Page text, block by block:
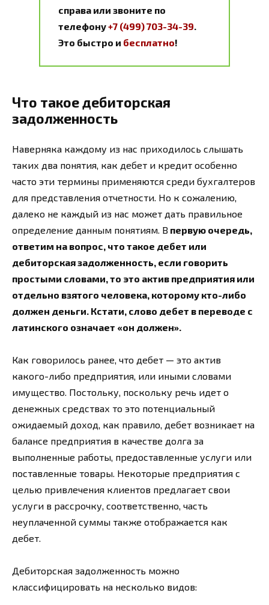
справа или звоните по
телефону+7 (499) 703-34-39.
Это быстро и бесплатно!
Что такое дебиторская
задолженность
Наверняка каждому из нас приходилось слышать
таких два понятия, как дебет и кредит особенно
часто эти термины применяются среди бухгалтеров
для представления отчетности. Но к сожалению,
далеко не каждый из нас может дать правильное
определение данным понятиям. В первую очередь,
ответим на вопрос, что такое дебет или
дебиторская задолженность, если говорить
простыми словами, то это актив предприятия или
отдельно взятого человека, которому кто-либо
должен деньги. Кстати, слово дебет в переводе с
латинского означает «он должен».
Как говорилось ранее, что дебет — это актив
какого-либо предприятия, или иными словами
имущество. Постольку, поскольку речь идет о
денежных средствах то это потенциальный
ожидаемый доход, как правило, дебет возникает на
балансе предприятия в качестве долга за
выполненные работы, предоставленные услуги или
поставленные товары. Некоторые предприятия с
целью привлечения клиентов предлагает свои
услуги в рассрочку, соответственно, часть
неуплаченной суммы также отображается как
дебет.
Дебиторская задолженность можно
классифицировать на несколько видов: